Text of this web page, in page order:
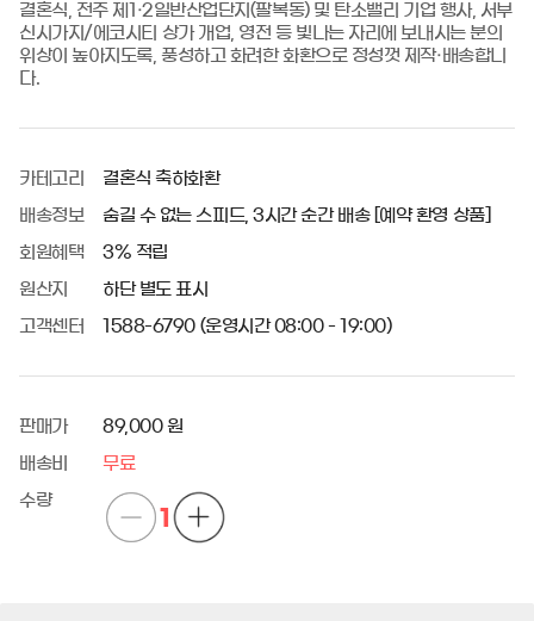
결혼식, 전주 제1·2일반산업단지(팔복동) 및 탄소밸리 기업 행사, 서부
신시가지/에코시티 상가 개업, 영전 등 빛나는 자리에 보내시는 분의
위상이 높아지도록, 풍성하고 화려한 화환으로 정성껏 제작·배송합니
다.
카테고리 결혼식 축하화환
배송정보 숨길 수 없는 스피드, 3시간 순간 배송 [예약 환영 상품]
회원혜택 3% 적립
원산지 하단 별도 표시
고객센터 1588-6790 (운영시간 08:00 - 19:00)
판매가 89,000 원
배송비 무료
수량
1